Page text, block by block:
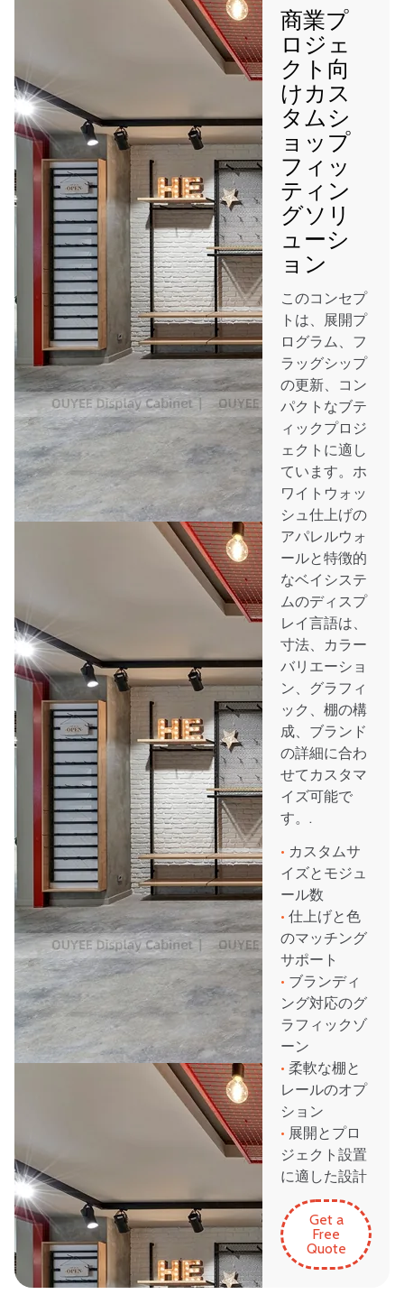
商業プ
ロジェ
クト向
けカス
タムシ
ョップ
フィッ
ティン
グソリ
ューシ
ョン
このコンセプ
トは、展開プ
ログラム、フ
ラッグシップ
の更新、コン
パクトなブテ
ィックプロジ
ェクトに適し
ています。ホ
ワイトウォッ
シュ仕上げの
アパレルウォ
ールと特徴的
なベイシステ
ムのディスプ
レイ言語は、
寸法、カラー
バリエーショ
ン、グラフィ
ック、棚の構
成、ブランド
の詳細に合わ
せてカスタマ
イズ可能で
す。.
• カスタムサ
イズとモジュ
ール数
• 仕上げと色
のマッチング
サポート
• ブランディ
ング対応のグ
ラフィックゾ
ーン
• 柔軟な棚と
レールのオプ
ション
• 展開とプロ
ジェクト設置
に適した設計
Get a
Free
Quote